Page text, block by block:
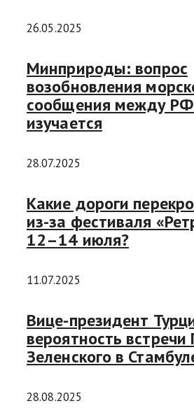
26.05.2025
Минприроды: вопрос
возобновления
сообщения между
изучается
28.07.2025
Какие дороги
из-за фестиваля
12–14 июля?
11.07.2025
Вице-президент
вероятность встречи
Зеленского в
28.08.2025